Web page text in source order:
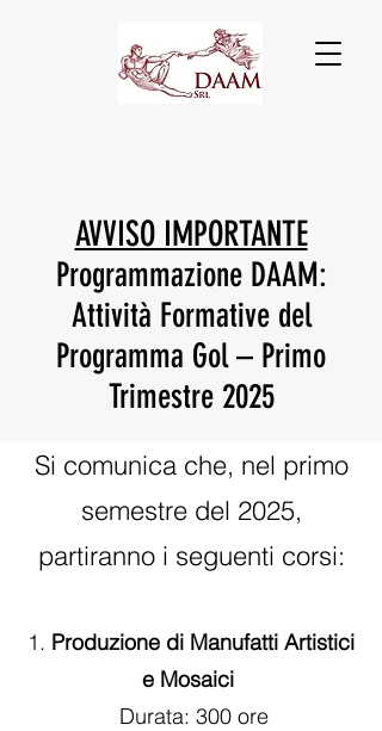
AVVISO IMPORTANTE
Programmazione DAAM:
Attività Formative del
Programma Gol – Primo
Trimestre 2025
Si comunica che, nel primo
semestre del 2025,
partiranno i seguenti corsi:
1. Produzione di Manufatti Artistici
e Mosaici
Durata: 300 ore